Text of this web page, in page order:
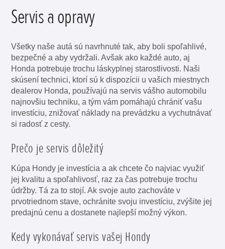
Servis a opravy
Všetky naše autá sú navrhnuté tak, aby boli spoľahlivé,
bezpečné a aby vydržali. Avšak ako každé auto, aj
Honda potrebuje trochu láskyplnej starostlivosti. Naši
skúsení technici, ktorí sú k dispozícii u vašich miestnych
dealerov Honda, používajú na servis vášho automobilu
najnovšiu techniku, a tým vám pomáhajú chrániť vašu
investíciu, znižovať náklady na prevádzku a vychutnávať
si radosť z cesty.
Prečo je servis dôležitý
Kúpa Hondy je investícia a ak chcete čo najviac využiť
jej kvalitu a spoľahlivosť, raz za čas potrebuje trochu
údržby. Tá za to stojí. Ak svoje auto zachováte v
prvotriednom stave, ochránite svoju investíciu, zvýšite jej
predajnú cenu a dostanete najlepší možný výkon.
Kedy vykonávať servis vašej Hondy